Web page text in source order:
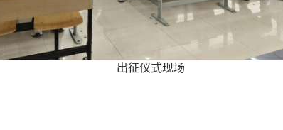
出征仪式现场